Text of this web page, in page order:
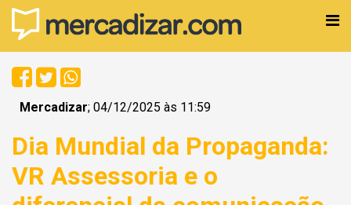
Mercadizar; 04/12/2025 às 11:59
Dia Mundial da Propaganda:
VR Assessoria e o